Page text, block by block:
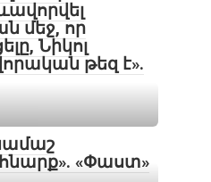
մեջ, որ
Նիկոլ
թեզ է».
«Փաստ»